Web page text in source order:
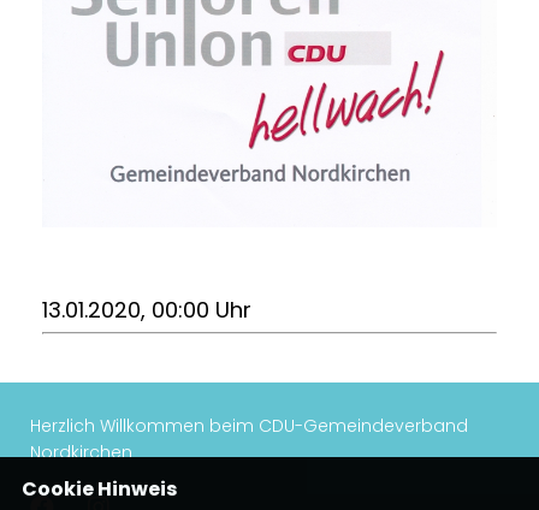
13.01.2020, 00:00 Uhr
Herzlich Willkommen beim CDU-Gemeindeverband
Nordkirchen
Cookie Hinweis